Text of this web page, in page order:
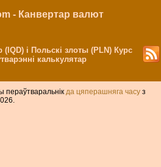
- Канвертар валют
(IQD) і Польскі злоты (PLN) Курс
калькулятар
пераўтваральнік да цяперашняга часу з